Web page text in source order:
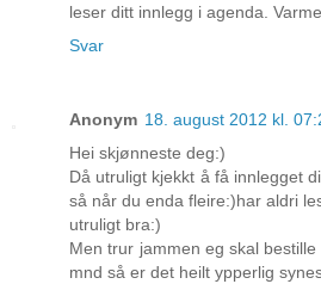
leser ditt innlegg i agenda.
Svar
Anonym 18. august 2012 kl.
Hei skjønneste deg:)
Då utruligt kjekkt å få innlegget
så når du enda fleire:)har aldri
utruligt bra:)
Men trur jammen eg skal
mnd så er det heilt ypperlig